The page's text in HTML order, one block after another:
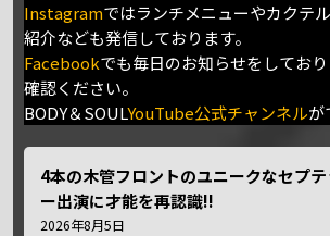
Instagramではランチメニューやカクテ
紹介なども発信しております。
Facebookでも毎日のお知らせをしてお
確認ください。
BODY＆SOULYouTube公式チャンネルが
4本の木管フロントのユニークなセプ
ー出演に才能を再認識!!
2026年8月5日